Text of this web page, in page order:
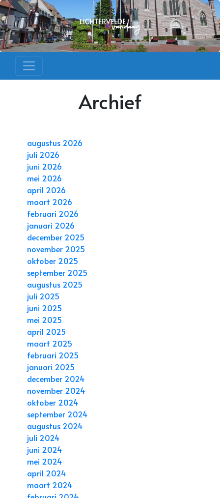
Archief
augustus 2026
juli 2026
juni 2026
mei 2026
april 2026
maart 2026
februari 2026
januari 2026
december 2025
november 2025
oktober 2025
september 2025
augustus 2025
juli 2025
juni 2025
mei 2025
april 2025
maart 2025
februari 2025
januari 2025
december 2024
november 2024
oktober 2024
september 2024
augustus 2024
juli 2024
juni 2024
mei 2024
april 2024
maart 2024